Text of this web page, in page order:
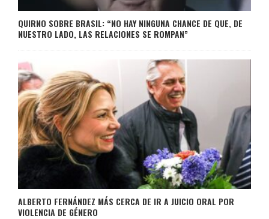
QUIRNO SOBRE BRASIL: “NO HAY NINGUNA CHANCE DE QUE, DE
NUESTRO LADO, LAS RELACIONES SE ROMPAN”
ALBERTO FERNÁNDEZ MÁS CERCA DE IR A JUICIO ORAL POR
VIOLENCIA DE GÉNERO